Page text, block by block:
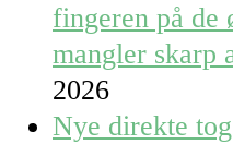
fingeren på de
mangler skarp
2026
Nye direkte